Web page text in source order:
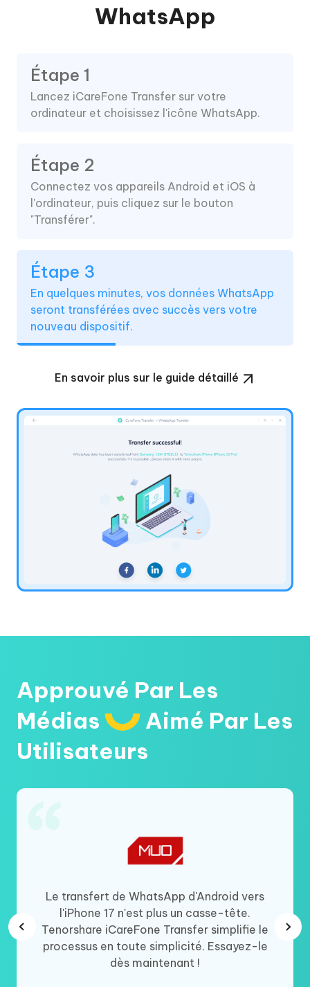
WhatsApp
Étape 1
Lancez iCareFone Transfer sur votre
ordinateur et choisissez l'icône WhatsApp.
Étape 2
Connectez vos appareils Android et iOS à
l'ordinateur, puis cliquez sur le bouton
"Transférer".
Étape 3
En quelques minutes, vos données WhatsApp
seront transférées avec succès vers votre
nouveau dispositif.
En savoir plus sur le guide détaillé
Approuvé Par Les
Médias
Aimé Par Les
Utilisateurs
mon
ne
Le transfert de WhatsApp d'Android vers
l'iPhone 17 n'est plus un casse-tête.
Tenorshare iCareFone Transfer simplifie le
processus en toute simplicité. Essayez-le
dès maintenant !